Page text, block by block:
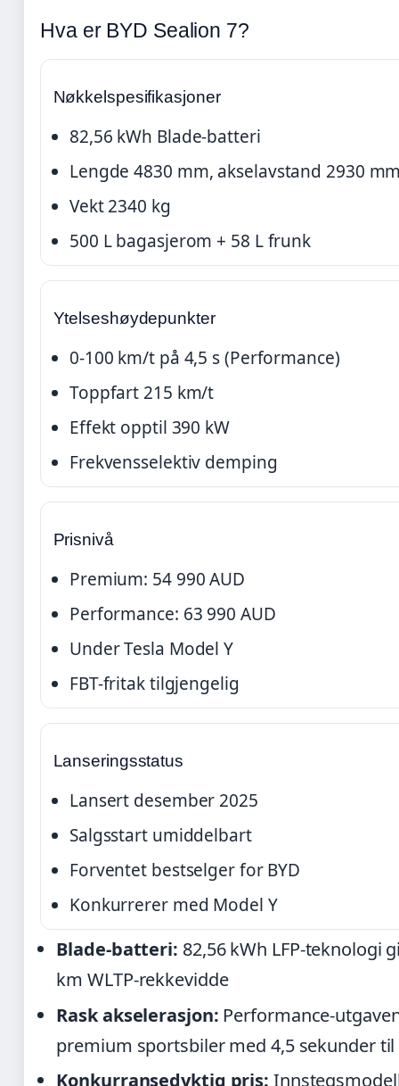
Hva er BYD Sealion 7?
Nøkkelspesifikasjoner
82,56 kWh Blade-batteri
Lengde 4830 mm, akselavstand 2930
Vekt 2340 kg
500 L bagasjerom + 58 L frunk
Ytelseshøydepunkter
0-100 km/t på 4,5 s (Performance)
Toppfart 215 km/t
Effekt opptil 390 kW
Frekvensselektiv demping
Prisnivå
Premium: 54 990 AUD
Performance: 63 990 AUD
Under Tesla Model Y
FBT-fritak tilgjengelig
Lanseringsstatus
Lansert desember 2025
Salgsstart umiddelbart
Forventet bestselger for BYD
Konkurrerer med Model Y
Blade-batteri: 82,56 kWh LFP-teknologi
km WLTP-rekkevidde
Rask akselerasjon: Performance-
premium sportsbiler med 4,5 sekunder
Konkurransedyktig pris: